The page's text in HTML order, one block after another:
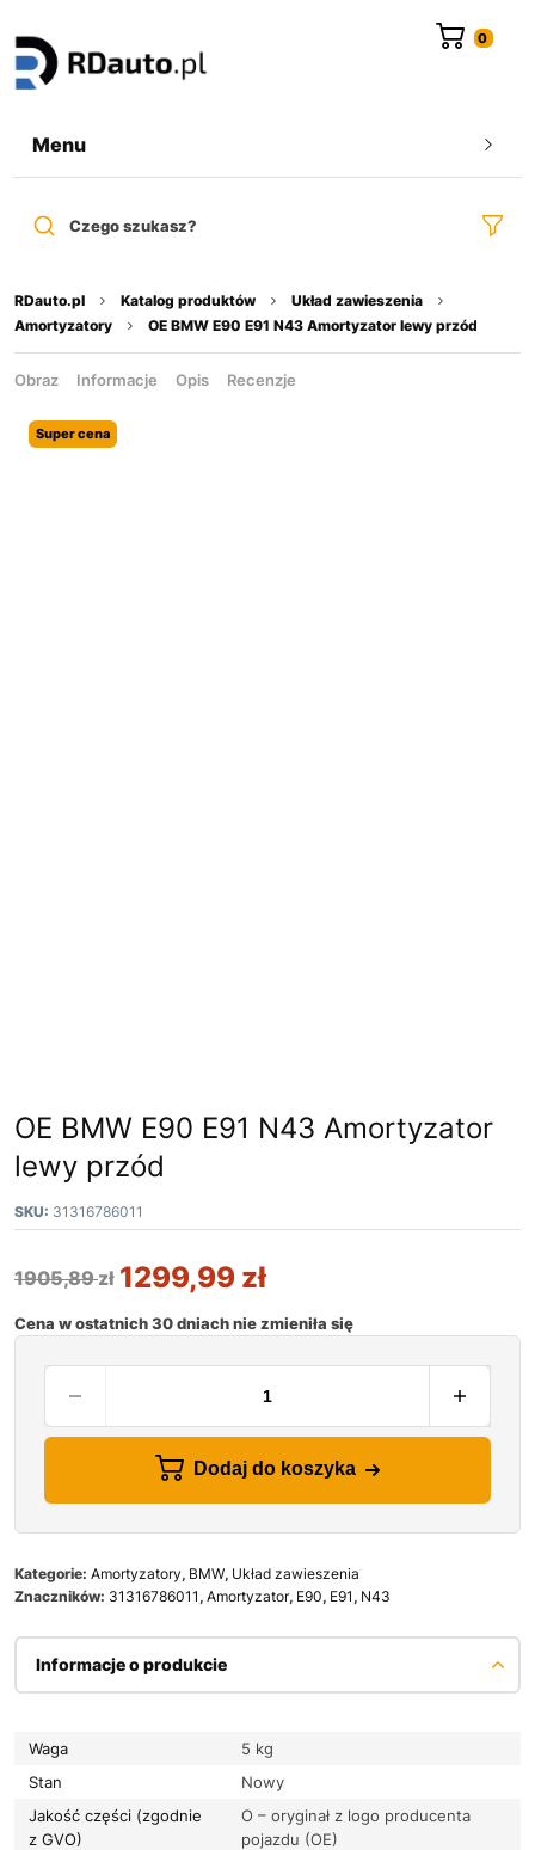
Menu
Czego szukasz?
RDauto.pl Katalog produktów
Układ zawieszenia
Amortyzatory
OE BMW E90 E91 N43 Amortyzator lewy przód
Obraz Informacje Opis Recenzje
Super cena
OE BMW E90 E91 N43 Amortyzator
lewy przód
SKU: 31316786011
1905,89zł 1299,99 zł
Cena w ostatnich 30 dniach nie zmieniła się
Dodaj do koszyka
Kategorie: Amortyzatory, BMW, Układ zawieszenia
Znaczników: 31316786011 , Amortyzator, E90, E91 , N43
Informacje o produkcie
Waga
5 kg
Stan
Nowy
Jakość części (zgodnie
z GVO)
O – oryginał z logo producenta
pojazdu (OE)